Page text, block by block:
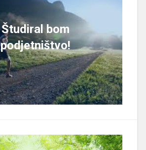
Študiral bom
podjetništvo!